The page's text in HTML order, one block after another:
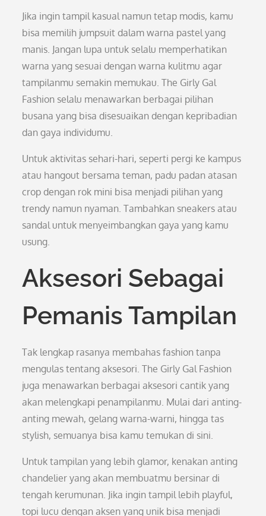
Jika ingin tampil kasual namun tetap modis, kamu
bisa memilih jumpsuit dalam warna pastel yang
manis. Jangan lupa untuk selalu memperhatikan
warna yang sesuai dengan warna kulitmu agar
tampilanmu semakin memukau. The Girly Gal
Fashion selalu menawarkan berbagai pilihan
busana yang bisa disesuaikan dengan kepribadian
dan gaya individumu.
Untuk aktivitas sehari-hari, seperti pergi ke kampus
atau hangout bersama teman, padu padan atasan
crop dengan rok mini bisa menjadi pilihan yang
trendy namun nyaman. Tambahkan sneakers atau
sandal untuk menyeimbangkan gaya yang kamu
usung.
Aksesori Sebagai
Pemanis Tampilan
Tak lengkap rasanya membahas fashion tanpa
mengulas tentang aksesori. The Girly Gal Fashion
juga menawarkan berbagai aksesori cantik yang
akan melengkapi penampilanmu. Mulai dari anting-
anting mewah, gelang warna-warni, hingga tas
stylish, semuanya bisa kamu temukan di sini.
Untuk tampilan yang lebih glamor, kenakan anting
chandelier yang akan membuatmu bersinar di
tengah kerumunan. Jika ingin tampil lebih playful,
topi lucu dengan aksen yang unik bisa menjadi